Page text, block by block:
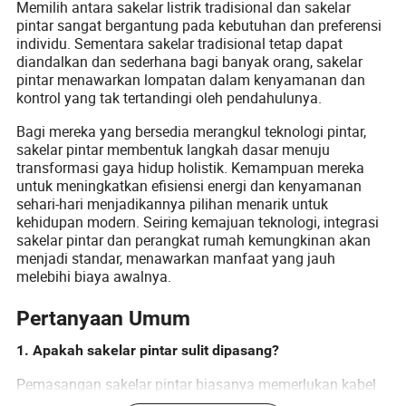
Memilih antara sakelar listrik tradisional dan sakelar
pintar sangat bergantung pada kebutuhan dan preferensi
individu. Sementara sakelar tradisional tetap dapat
diandalkan dan sederhana bagi banyak orang, sakelar
pintar menawarkan lompatan dalam kenyamanan dan
kontrol yang tak tertandingi oleh pendahulunya.
Bagi mereka yang bersedia merangkul teknologi pintar,
sakelar pintar membentuk langkah dasar menuju
transformasi gaya hidup holistik. Kemampuan mereka
untuk meningkatkan efisiensi energi dan kenyamanan
sehari-hari menjadikannya pilihan menarik untuk
kehidupan modern. Seiring kemajuan teknologi, integrasi
sakelar pintar dan perangkat rumah kemungkinan akan
menjadi standar, menawarkan manfaat yang jauh
melebihi biaya awalnya.
Pertanyaan Umum
1. Apakah sakelar pintar sulit dipasang?
Pemasangan sakelar pintar biasanya memerlukan kabel